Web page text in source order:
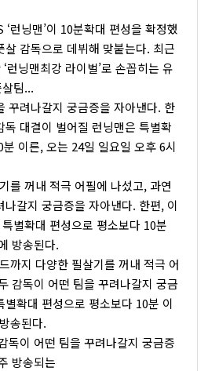
런닝맨’이 10분확대 편성을 확정했
살 감독으로 데뷔해 맞붙는다. 최근
런닝맨최강 라이벌’로 손꼽히는 유
팀...
꾸려나갈지 궁금증을 자아낸다. 한
독 대결이 벌어질 런닝맨은 특별확
이른, 오는 24일 일요일 오후 6시
를 꺼내 적극 어필에 나섰고, 과연
갈지 궁금증을 자아낸다. 한편, 이
별확대 편성으로 평소보다 10분
방송된다.
까지 다양한 필살기를 꺼내 적극 어
감독이 어떤 팀을 꾸려나갈지 궁금
확대 편성으로 평소보다 10분 이
송된다.
독이 어떤 팀을 꾸려나갈지 궁금증
방송되는